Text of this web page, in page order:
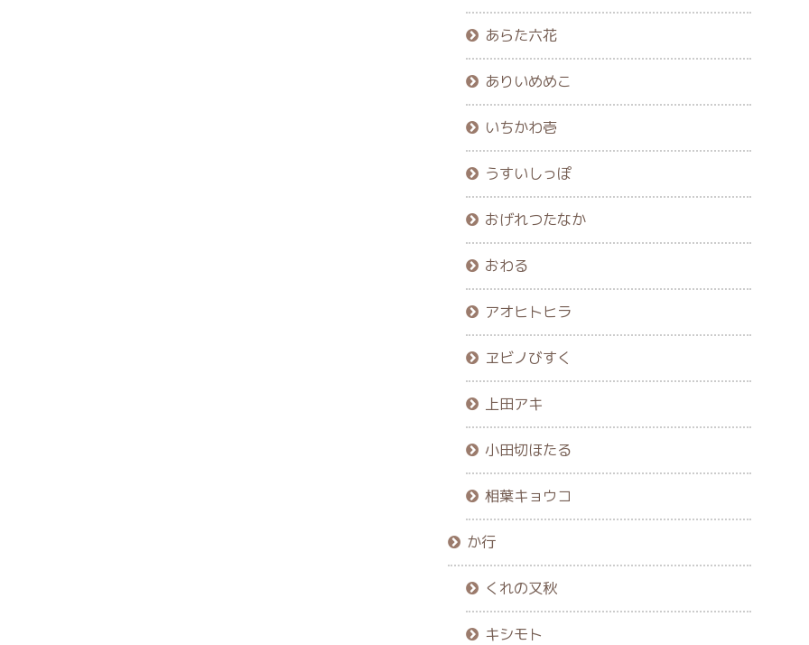
あらた六花
ありいめめこ
いちかわ壱
うすいしっぽ
おげれつたなか
おわる
アオヒトヒラ
ヱビノびすく
上田アキ
小田切ほたる
相葉キョウコ
か行
くれの又秋
キシモト